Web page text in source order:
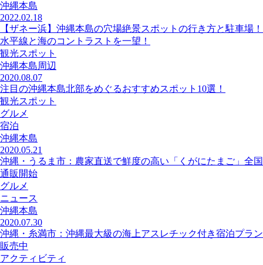
沖縄本島
2022.02.18
【ザネー浜】沖縄本島の穴場絶景スポットの行き方と駐車場！
水平線と海のコントラストを一望！
観光スポット
沖縄本島周辺
2020.08.07
注目の沖縄本島北部をめぐるおすすめスポット10選！
観光スポット
グルメ
宿泊
沖縄本島
2020.05.21
沖縄・うるま市：農家直送で鮮度の高い「くがにたまご」全国
通販開始
グルメ
ニュース
沖縄本島
2020.07.30
沖縄・糸満市：沖縄最大級の海上アスレチック付き宿泊プラン
販売中
アクティビティ